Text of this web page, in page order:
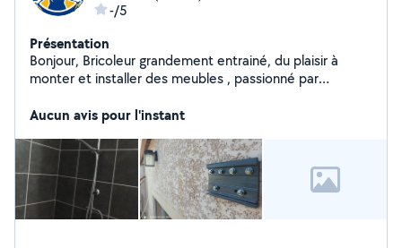
-/5
Présentation
Bonjour, Bricoleur grandement entrainé, du plaisir à
monter et installer des meubles , passionné par
beaucoup de choses. N'hésitez pas à me MP pour
Aucun avis pour l'instant